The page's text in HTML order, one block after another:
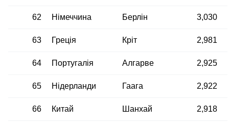
62 Німеччина Берлін 3,030
63 Греція Кріт 2,981
64 Португалія Алгарве 2,925
65 Нідерланди Гаага 2,922
66 Китай Шанхай 2,918